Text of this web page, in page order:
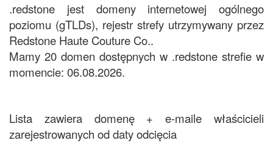
.redstone jest domeny internetowej ogólnego
poziomu (gTLDs), rejestr strefy utrzymywany przez
Redstone Haute Couture Co..
Mamy 20 domen dostępnych w .redstone strefie w
momencie: 06.08.2026.
Lista zawiera domenę + e-maile właścicieli
zarejestrowanych od daty odcięcia